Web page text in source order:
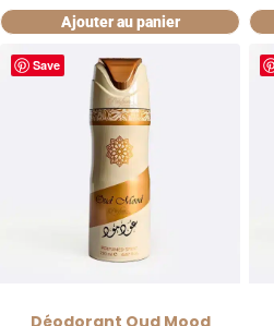
Ajouter au panier
Save
Déodorant Oud Mood